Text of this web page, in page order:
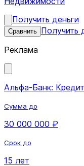
Получить деньги
Сравнить Получить
Реклама
Альфа-Банк: Кредит
Сумма до
30 000 000 ₽
Срок до
15 лет